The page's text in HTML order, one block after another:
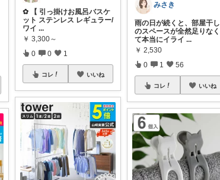
✿ 【 引っ掛けお風呂バスケ
ット ステンレス レギュラー/
ワイ ...
￥ 3,300～
0 0 1
コレ いいね
みさき
雨の日が続くと、部屋干し
のスペースが全然足りなく
て本当にイライ ...
￥ 2,530
0 1 56
コレ いいね